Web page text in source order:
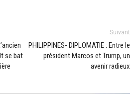
se bat
Suivant
PHILIPPINES- DIPLOMATIE : Entre le
président Marcos et Trump, un
avenir radieux